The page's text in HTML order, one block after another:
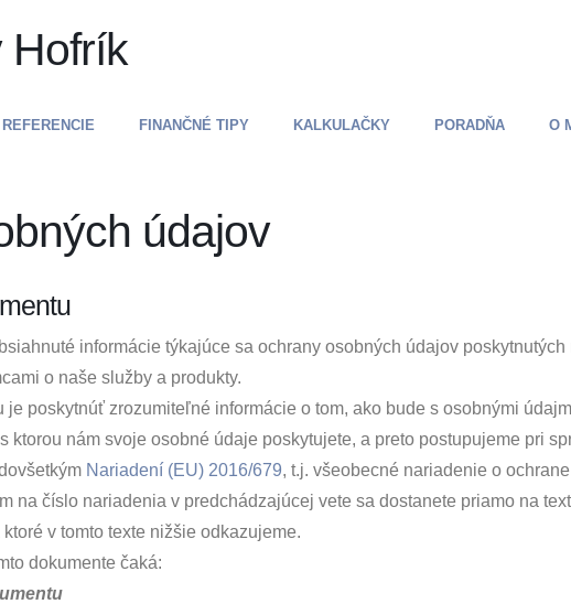
Hofrík
REFERENCIE FINANČNÉ TIPY KALKULAČKY PORADŇA O
údajov
informácie týkajúce sa ochrany osobných údajov
o naše služby a produkty.
je poskytnúť zrozumiteľné informácie o tom, ako bude s osobnými
ktorou nám svoje osobné údaje poskytujete, a preto postupujeme pri
Nariadení (EU) 2016/679, t.j. všeobecné nariadenie o
na číslo nariadenia v predchádzajúcej vete sa dostanete priamo na
v tomto texte nižšie odkazujeme.
dokumente čaká: